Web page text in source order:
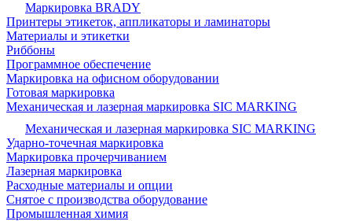
Маркировка BRADY
Принтеры этикеток, аппликаторы и ламинаторы
Материалы и этикетки
Риббоны
Программное обеспечение
Маркировка на офисном оборудовании
Готовая маркировка
Механическая и лазерная маркировка SIC MARKING
Механическая и лазерная маркировка SIC MARKING
Ударно-точечная маркировка
Маркировка прочерчиванием
Лазерная маркировка
Расходные материалы и опции
Снятое с производства оборудование
Промышленная химия